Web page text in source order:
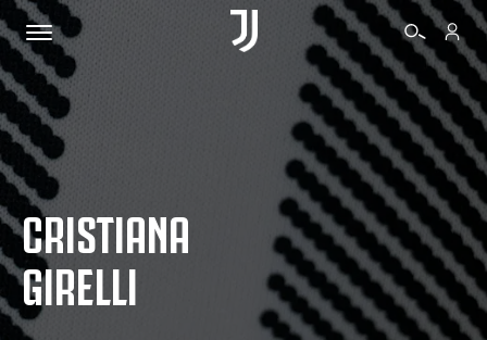
BIGLIETTI
SHOP
BIANCONERI
CRISTIANA
GIRELLI